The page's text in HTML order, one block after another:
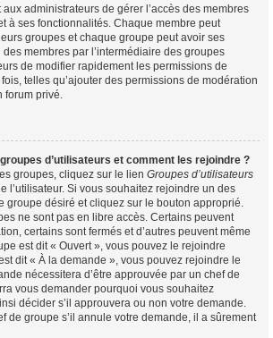
administrateurs de gérer l’accès des membres
à ses fonctionnalités. Chaque membre peut
groupes et chaque groupe peut avoir ses
membres par l’intermédiaire des groupes
de modifier rapidement les permissions de
telles qu’ajouter des permissions de modération
forum privé.
d’utilisateurs et comment les rejoindre ?
groupes, cliquez sur le lien Groupes d’utilisateurs
l’utilisateur. Si vous souhaitez rejoindre un des
groupe désiré et cliquez sur le bouton approprié.
ne sont pas en libre accès. Certains peuvent
certains sont fermés et d’autres peuvent même
est dit « Ouvert », vous pouvez le rejoindre
dit « À la demande », vous pouvez rejoindre le
nécessitera d’être approuvée par un chef de
vous demander pourquoi vous souhaitez
décider s’il approuvera ou non votre demande.
de groupe s’il annule votre demande, il a sûrement